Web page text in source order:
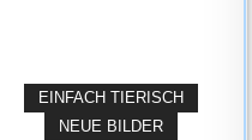
EINFACH TIERISCH
NEUE BILDER